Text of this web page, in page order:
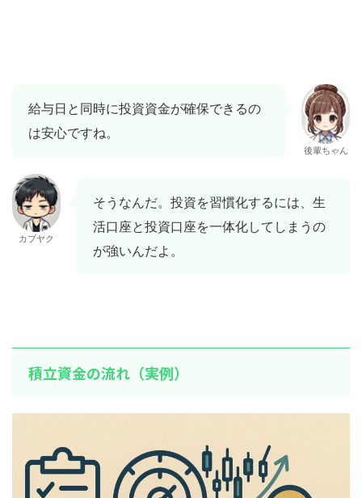
給与日と同時に投資資金が確保できるの
は安心ですね。
後輩ちゃん
カブヤク
そうなんだ。投資を習慣化するには、生
活口座と投資口座を一体化してしまうの
が強いんだよ。
積立資金の流れ（実例）